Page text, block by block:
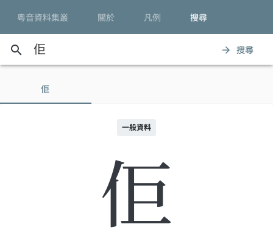
粵音資料集叢 關於 凡例 搜尋
search arrow_forward 搜尋
佢
一般資料
佢